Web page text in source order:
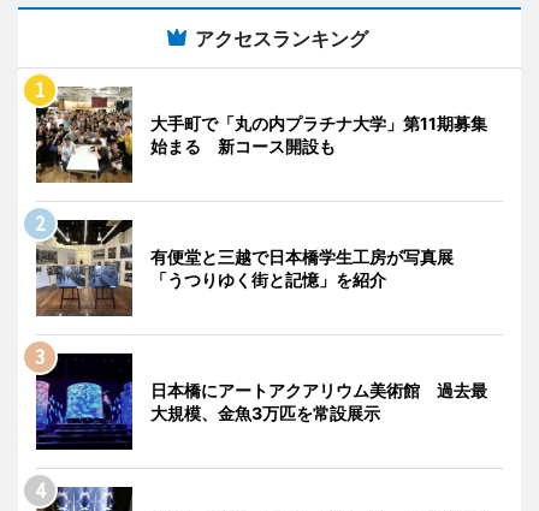
アクセスランキング
大手町で「丸の内プラチナ大学」第11期募集
始まる 新コース開設も
有便堂と三越で日本橋学生工房が写真展
「うつりゆく街と記憶」を紹介
日本橋にアートアクアリウム美術館 過去最
大規模、金魚3万匹を常設展示